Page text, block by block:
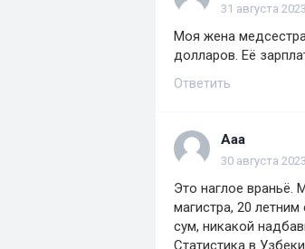
31 августа
Моя жена медсестра
долларов. Её
Ответить
Aaa
30 августа
Это наглое враньё.
магистра, 20
сум, никакой
Статистика в